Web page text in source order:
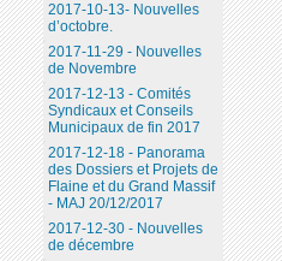
2017-10-13- Nouvelles
d’octobre.
2017-11-29 - Nouvelles
de Novembre
2017-12-13 - Comités
Syndicaux et Conseils
Municipaux de fin 2017
2017-12-18 - Panorama
des Dossiers et Projets de
Flaine et du Grand Massif
- MAJ 20/12/2017
2017-12-30 - Nouvelles
de décembre